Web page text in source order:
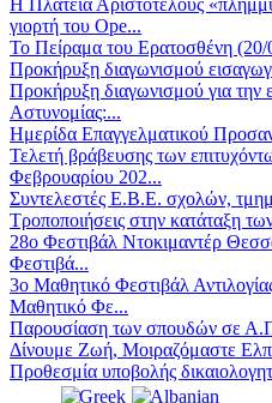
γιορτή του Ope...
Το Πείραμα του Ερατοσθένη (20/
Προκήρυξη διαγωνισμού
Προκήρυξη διαγωνισμού για την
Αστυνομίας:...
Ημερίδα Επαγγελματικού
Τελετή βράβευσης των
Φεβρουαρίου 202...
Συντελεστές Ε.Β.Ε. σχολών,
Τροποποιήσεις στην κατάταξη
28ο Φεστιβάλ Ντοκιμαντέρ
Φεστιβά...
3ο Μαθητικό Φεστιβάλ
Μαθητικό Φε...
Παρουσίαση των σπουδών σε
Δίνουμε Ζωή, Μοιραζόμαστε
Προθεσμία υποβολής